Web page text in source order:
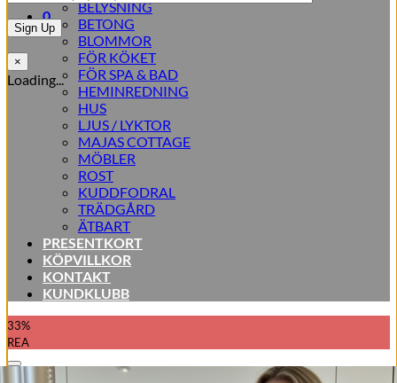
×
Loading...
0
BELYSNING
BETONG
BLOMMOR
FÖR KÖKET
FÖR SPA & BAD
HEMINREDNING
HUS
LJUS / LYKTOR
MAJAS COTTAGE
MÖBLER
ROST
KUDDFODRAL
TRÄDGÅRD
ÄTBART
PRESENTKORT
KÖPVILLKOR
KONTAKT
KUNDKLUBB
33%
REA